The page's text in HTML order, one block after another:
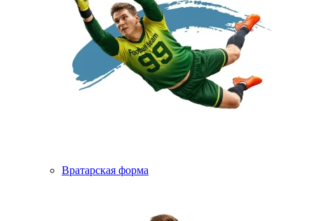
Вратарская форма